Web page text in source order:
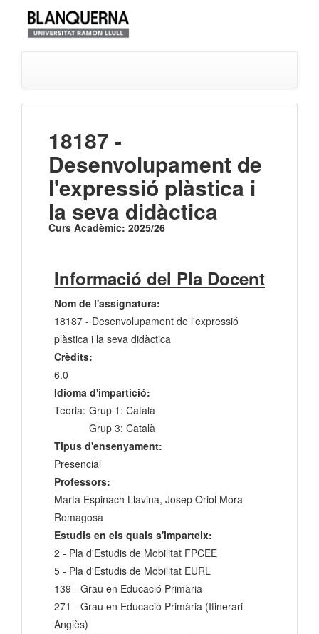
18187 -
Desenvolupament de
l'expressió plàstica i
la seva didàctica
Curs Acadèmic: 2025/26
Informació del Pla Docent
Nom de l'assignatura:
18187 - Desenvolupament de l'expressió
plàstica i la seva didàctica
Crèdits:
6.0
Idioma d'impartició:
Teoria: Grup 1: Català
Grup 3: Català
Tipus d'ensenyament:
Presencial
Professors:
Marta Espinach Llavina, Josep Oriol Mora
Romagosa
Estudis en els quals s'imparteix:
2 - Pla d'Estudis de Mobilitat FPCEE
5 - Pla d'Estudis de Mobilitat EURL
139 - Grau en Educació Primària
271 - Grau en Educació Primària (Itinerari
Anglès)